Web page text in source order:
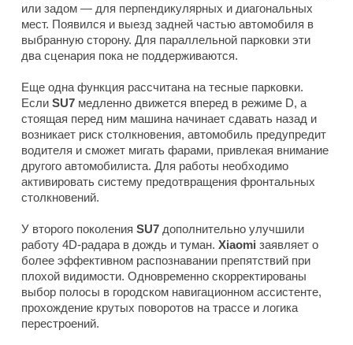
или задом — для перпендикулярных и диагональных
мест. Появился и выезд задней частью автомобиля в
выбранную сторону. Для параллельной парковки эти
два сценария пока не поддерживаются.
Еще одна функция рассчитана на тесные парковки.
Если SU7 медленно движется вперед в режиме D, а
стоящая перед ним машина начинает сдавать назад и
возникает риск столкновения, автомобиль предупредит
водителя и сможет мигать фарами, привлекая внимание
другого автомобилиста. Для работы необходимо
активировать систему предотвращения фронтальных
столкновений.
У второго поколения SU7 дополнительно улучшили
работу 4D-радара в дождь и туман. Xiaomi заявляет о
более эффективном распознавании препятствий при
плохой видимости. Одновременно скорректированы
выбор полосы в городском навигационном ассистенте,
прохождение крутых поворотов на трассе и логика
перестроений.